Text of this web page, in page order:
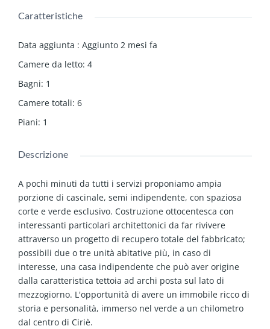
Caratteristiche
Data aggiunta : Aggiunto 2 mesi fa
Camere da letto: 4
Bagni: 1
Camere totali: 6
Piani: 1
Descrizione
A pochi minuti da tutti i servizi proponiamo ampia
porzione di cascinale, semi indipendente, con spaziosa
corte e verde esclusivo. Costruzione ottocentesca con
interessanti particolari architettonici da far rivivere
attraverso un progetto di recupero totale del fabbricato;
possibili due o tre unità abitative più, in caso di
interesse, una casa indipendente che può aver origine
dalla caratteristica tettoia ad archi posta sul lato di
mezzogiorno. L'opportunità di avere un immobile ricco di
storia e personalità, immerso nel verde a un chilometro
dal centro di Ciriè.